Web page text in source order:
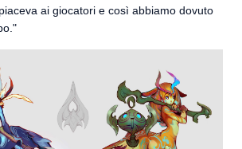
ai giocatori e così abbiamo dovuto